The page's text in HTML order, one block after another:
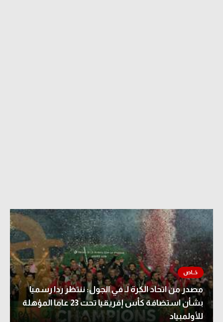
مصدر من اتحاد الكرة لـ في الجول: ننتظر ردا رسميا
بشأن استضافة كأس إفريقيا تحت 23 عاما المؤهلة
للأولمبياد